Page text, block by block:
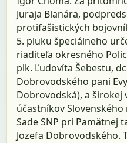
Juraja Blanára,
protifašistických
5. pluku špeciálneho
riaditeľa okresného
plk. Ľudovíta Šebestu,
Dobrovodského pani
Dobrovodská), a širokej
účastníkov
Sade SNP pri Pamätnej
Jozefa Dobrovodského.